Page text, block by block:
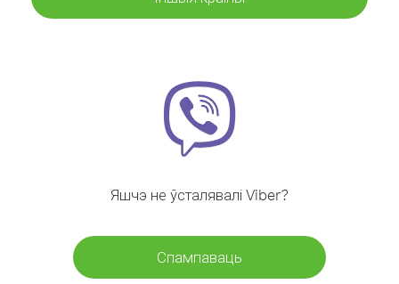
Яшчэ не ўсталявалі Viber?
Спампаваць